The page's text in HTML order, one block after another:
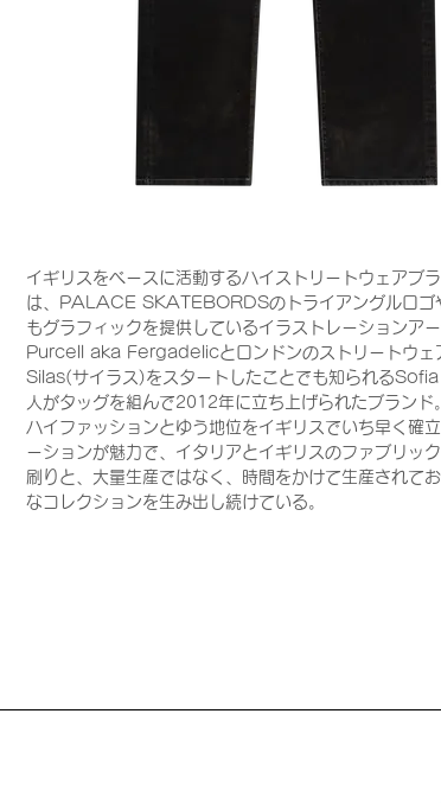
イギリスをベースに活動するハイストリートウェアブ
は、PALACE SKATEBORDSのトライアングルロ
もグラフィックを提供しているイラストレーションア
Purcell aka Fergadelicとロンドンのストリートウェ
Silas(サイラス)をスタートしたことでも知られる
人がタッグを組んで2012年に立ち上げられたブランド
ハイファッションとゆう地位をイギリスでいち早く確
ーションが魅力で、イタリアとイギリスのファブリッ
刷りと、大量生産ではなく、時間をかけて生産されて
なコレクションを生み出し続けている。